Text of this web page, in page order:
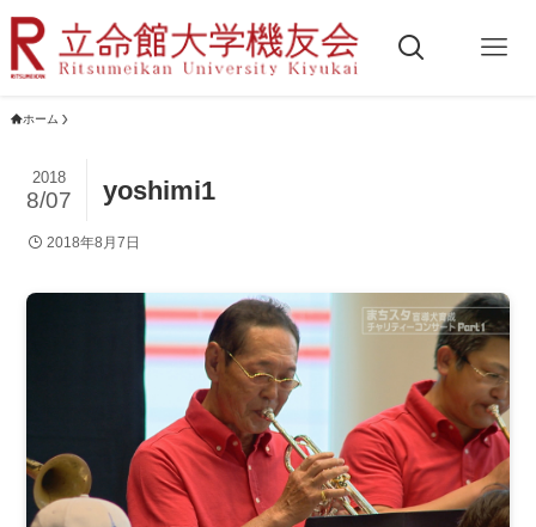
ホーム
yoshimi1
2018
8/07
2018年8月7日